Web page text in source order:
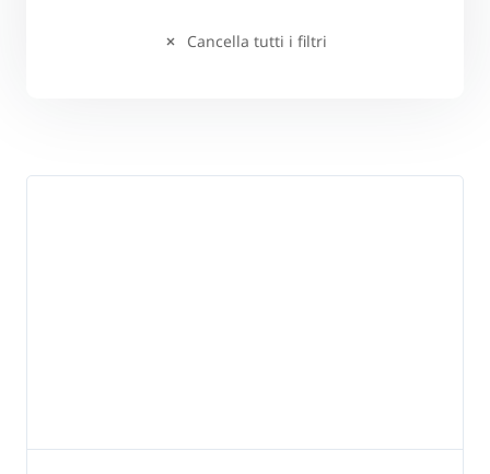
Cancella tutti i filtri